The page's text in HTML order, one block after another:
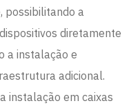
possibilitando a
diretamente
a instalação e
adicional.
instalação em caixas